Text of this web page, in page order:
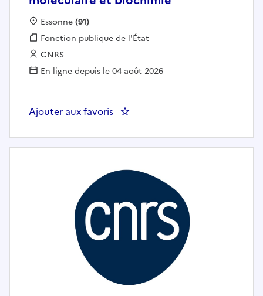
Localisation :
Essonne(91)
Fonction publique :
Fonction publique de l'État
Employeur :
CNRS
En ligne depuis le 04 août 2026
Ajouter aux favoris : Postdoc (H/F) en biologie